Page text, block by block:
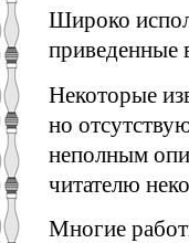
Широко
приведенные
Некоторые
но
неполным
читателю
Многие